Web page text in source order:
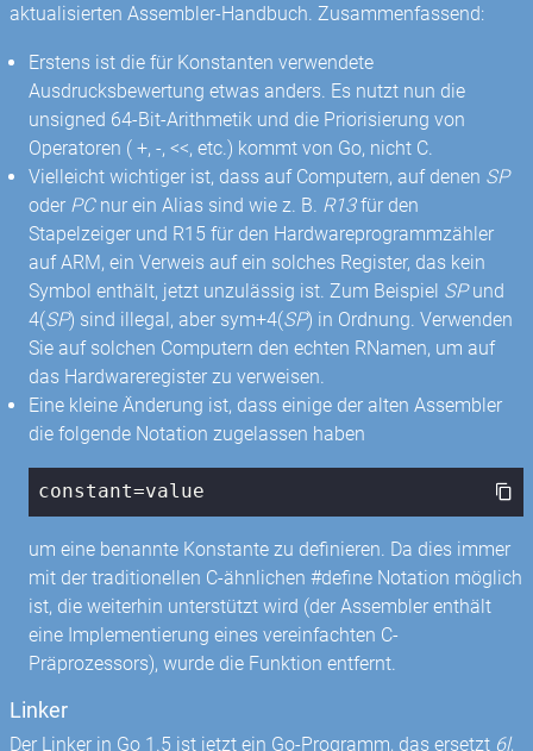
aktualisierten Assembler-Handbuch. Zusammenfassend:
Erstens ist die für Konstanten verwendete
Ausdrucksbewertung etwas anders. Es nutzt nun die
unsigned 64-Bit-Arithmetik und die Priorisierung von
Operatoren ( +, -, <<, etc.) kommt von Go, nicht C.
Vielleicht wichtiger ist, dass auf Computern, auf denen SP
oder PCnur ein Alias ​​sind wie z. B. R13für den
Stapelzeiger und R15 für den Hardwareprogrammzähler
auf ARM, ein Verweis auf ein solches Register, das kein
Symbol enthält, jetzt unzulässig ist. Zum Beispiel SPund
4(SP) sind illegal, aber sym+4(SP) in Ordnung. Verwenden
Sie auf solchen Computern den echten RNamen, um auf
das Hardwareregister zu verweisen.
Eine kleine Änderung ist, dass einige der alten Assembler
die folgende Notation zugelassen haben
constant=value
um eine benannte Konstante zu definieren. Da dies immer
mit der traditionellen C-ähnlichen #define Notation möglich
ist, die weiterhin unterstützt wird (der Assembler enthält
eine Implementierung eines vereinfachten C-
Präprozessors), wurde die Funktion entfernt.
Linker
Der Linker in Go 1.5 ist jetzt ein Go-Programm, das ersetzt 6l,